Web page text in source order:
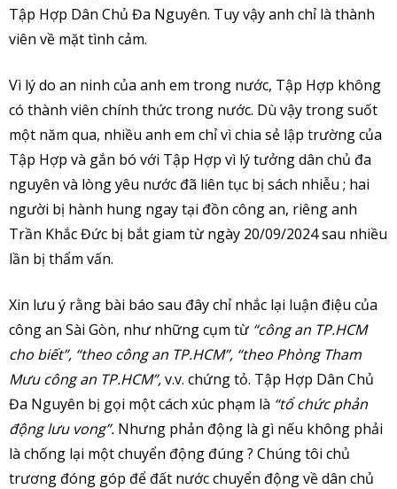
Tập Hợp Dân Chủ Đa Nguyên. Tuy vậy anh chỉ là thành
viên về mặt tình cảm.
Vì lý do an ninh của anh em trong nước, Tập Hợp không
có thành viên chính thức trong nước. Dù vậy trong suốt
một năm qua, nhiều anh em chỉ vì chia sẻ lập trường của
Tập Hợp và gắn bó với Tập Hợp vì lý tưởng dân chủ đa
nguyên và lòng yêu nước đã liên tục bị sách nhiễu ; hai
người bị hành hung ngay tại đồn công an, riêng anh
Trần Khắc Đức bị bắt giam từ ngày 20/09/2024 sau nhiều
lần bị thẩm vấn.
Xin lưu ý rằng bài báo sau đây chỉ nhắc lại luận điệu của
công an Sài Gòn, như những cụm từ “công an TP.HCM
cho biết”, “theo công an TP.HCM”, “theo Phòng Tham
Mưu công an TP.HCM”,v.v. chứng tỏ. Tập Hợp Dân Chủ
Đa Nguyên bị gọi một cách xúc phạm là “tổ chức phản
động lưu vong”. Nhưng phản động là gì nếu không phải
là chống lại một chuyển động đúng ? Chúng tôi chủ
trương đóng góp để đất nước chuyển động về dân chủ